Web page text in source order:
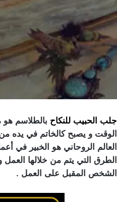
جلب الحبيب للنكاح بالطلاسم هو
الوقت و يصبح كالخاتم في يده
العالم الروحاني هو الخبير في
الطرق التي يتم من خلالها
الشخص المقبل على العمل .